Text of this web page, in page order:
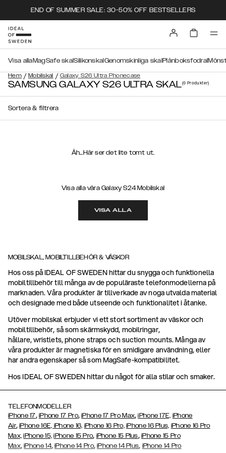
END OF SUMMER SALE: 30-50% OFF BESTSELLERS
Hem / Mobilskal / Galaxy S26 Ultra Phonecase
Visa allaMagSafe skalSilikonskal Genomskinliga skal Plånboksfodral
SAMSUNG GALAXY S26 ULTRA SKAL(0 Produkter)
Sortera & filtrera
Åh...Här ser det lite tomt ut.
Visa alla våra Galaxy S24 Mobilskal
VISA ALLA
MOBILSKAL, MOBILTILLBEHÖR & VÄSKOR
Hos oss på IDEAL OF SWEDEN hittar du snygga och funktionella
mobiltillbehör till många av de populäraste telefonmodellerna på
marknaden. Våra produkter är tillverkade av noga utvalda material
och designade med både utseende och funktionalitet i åtanke.
Utöver mobilskal erbjuder vi ett stort sortiment av väskor och
mobiltillbehör, så som skärmskydd, mobilringar,
hållare, wristlets, phone straps och suction mounts. Många av
våra produkter är magnetiska för en smidigare användning, eller
har andra egenskaper så som MagSafe-kompatibilitet.
Hos IDEAL OF SWEDEN hittar du något för alla stilar och smaker.
TELEFONMODELLER
iPhone 17, iPhone 17 Pro,iPhone 17 Pro Max,iPhone 17E, iPhone
Air,iPhone 16E, iPhone 16, iPhone 16 Pro, iPhone 16 Plus, iPhone 16 Pro
Max, iPhone 15, iPhone 15 Pro, iPhone 15 Plus, iPhone 15 Pro
Max,iPhone 14,iPhone 14 Pro,iPhone 14 Plus, iPhone 14 Pro